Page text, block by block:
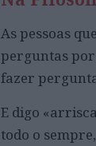
As pessoas
perguntas
fazer
E digo
todo o